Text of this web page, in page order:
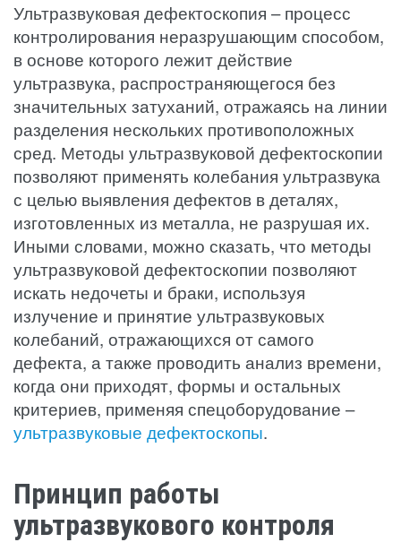
Ультразвуковая дефектоскопия – процесс
контролирования неразрушающим способом,
в основе которого лежит действие
ультразвука, распространяющегося без
значительных затуханий, отражаясь на линии
разделения нескольких противоположных
сред. Методы ультразвуковой дефектоскопии
позволяют применять колебания ультразвука
с целью выявления дефектов в деталях,
изготовленных из металла, не разрушая их.
Иными словами, можно сказать, что методы
ультразвуковой дефектоскопии позволяют
искать недочеты и браки, используя
излучение и принятие ультразвуковых
колебаний, отражающихся от самого
дефекта, а также проводить анализ времени,
когда они приходят, формы и остальных
критериев, применяя спецоборудование –
ультразвуковые дефектоскопы.
Принцип работы
ультразвукового контроля